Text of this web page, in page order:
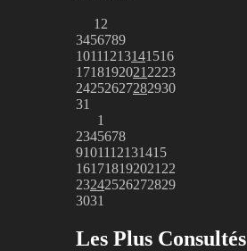
1 2
3456789
10111213141516
1718192021 2223
24252627282930
31
1
2345678
9101112131415
161718192021 22
23242526272829
3031
Les Plus Consultés